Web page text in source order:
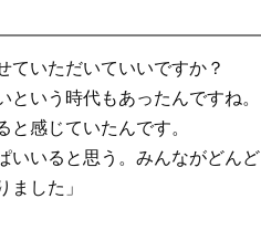
いただいていいですか？
いう時代もあったんですね。
感じていたんです。
いいると思う。みんながどんど
した」